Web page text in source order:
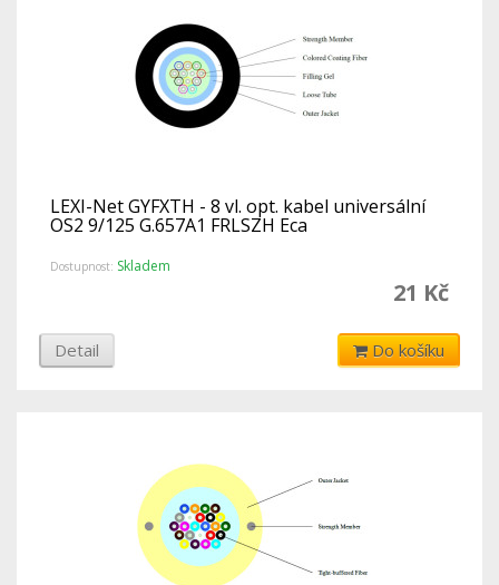
LEXI-Net GYFXTH - 8 vl. opt. kabel universální
OS2 9/125 G.657A1 FRLSZH Eca
Dostupnost: Skladem
21 Kč
Detail Do košíku